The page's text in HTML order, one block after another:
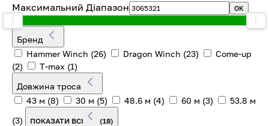
Максимальний Діапазон OK
Бренд
Hammer Winch (26) Dragon Winch (23)
Come-up
(2)
T-max (1)
Довжина троса
43 м (8) 30 м (5) 48.6 м (4) 60 м (3)
53.8 м
(3)
ПОКАЗАТИ ВСІ (18)